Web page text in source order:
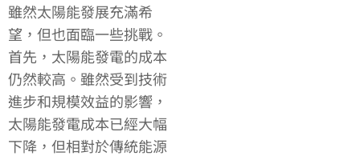
雖然太陽能發展充滿希
望，但也面臨一些挑戰。
首先，太陽能發電的成本
仍然較高。雖然受到技術
進步和規模效益的影響，
太陽能發電成本已經大幅
下降，但相對於傳統能源